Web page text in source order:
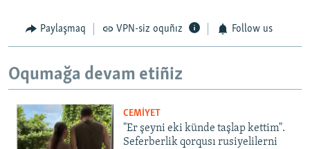
Paylaşmaq VPN-siz oquñız Follow us
Oqumağa devam etiñiz
CEMİYET
"Er şeyni eki künde taşlap kettim".
Seferberlik qorqusı rusiyelilerni